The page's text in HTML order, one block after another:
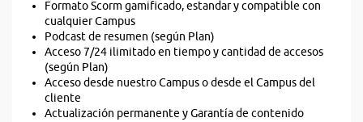
Formato Scorm gamificado, estandar y compatible con
cualquier Campus
Podcast de resumen (según Plan)
Acceso 7/24 ilimitado en tiempo y cantidad de accesos
(según Plan)
Acceso desde nuestro Campus o desde el Campus del
cliente
Actualización permanente y Garantía de contenido